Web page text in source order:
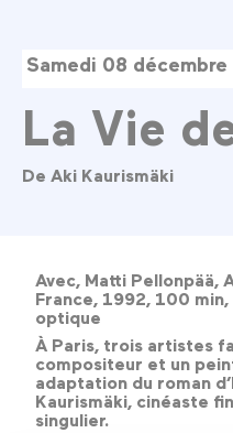
Samedi 08
La Vie
De Aki Kaurismäki
Avec, Matti Pellonpää,
France, 1992, 100
optique
À Paris, trois artistes
compositeur et un
adaptation du roman
Kaurismäki, cinéaste
singulier.